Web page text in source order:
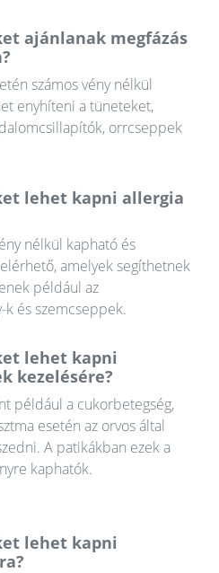
ajánlanak megfázás
számos vény nélkül
enyhíteni a tüneteket,
orrcseppek
lehet kapni allergia
nélkül kapható és
amelyek segíthetnek
például az
és szemcseppek.
lehet kapni
kezelésére?
például a cukorbetegség,
esetén az orvos által
A patikákban ezek a
kaphatók.
lehet kapni